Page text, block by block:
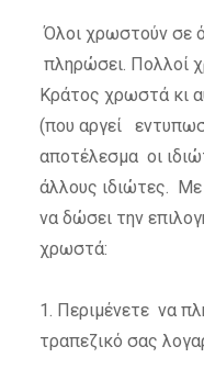
Όλοι χρωστούν σε
πληρώσει. Πολλοί
Κράτος χρωστά κι
(που αργεί
αποτέλεσμα οι
άλλους ιδιώτες.
να δώσει την
χρωστά:
1. Περιμένετε να
τραπεζικό σας